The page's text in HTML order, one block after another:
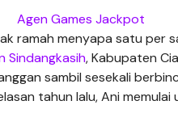
Agen Games Jackpot
ramah menyapa satu per
Sindangkasih, Kabupaten
sambil sesekali
tahun lalu, Ani